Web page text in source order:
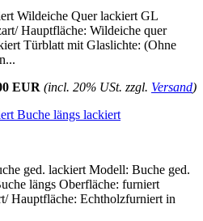
Wildeiche Quer lackiert GL
Hauptfläche: Wildeiche quer
Türblatt mit Glaslichte: (Ohne
EUR (incl. 20% USt. zzgl. Versand)
Buche längs lackiert
ged. lackiert Modell: Buche ged.
längs Oberfläche: furniert
Hauptfläche: Echtholzfurniert in